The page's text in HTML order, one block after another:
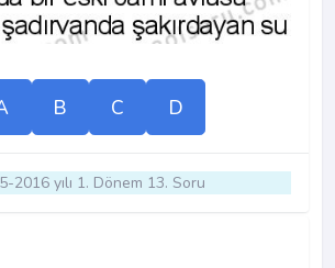
B C D
2016 yılı 1. Dönem 13. Soru